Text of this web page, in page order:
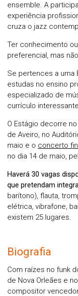
ensemble. A
experiência
cruza o jazz
Ter conhecimento
preferencial, mas
Se pertences a uma
estudas no ensino
especializado de
currículo
O Estágio decorre
de Aveiro, no
maio e o concerto
no dia 14 de maio,
Haverá 30 vagas
que pretendam
barítono), flauta,
elétrica, vibrafone,
existem 25 lugares.
Biografia
Com raízes no funk
de Nova Orleães e
compositor